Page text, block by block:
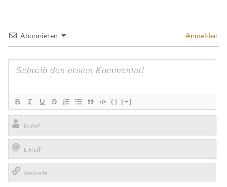
Abonnieren Anmelden
{} [+]
Name*
E-
Mail*